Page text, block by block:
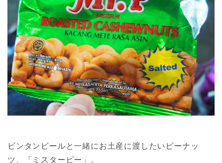
ビンタンビールと一緒にお土産に渡したいピーナッ
ツ、「ミスターピー」。